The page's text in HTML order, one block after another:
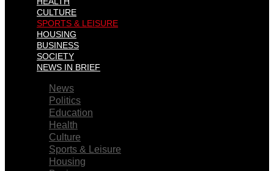
CULTURE
SPORTS & LEISURE
HOUSING
BUSINESS
SOCIETY
NEWS IN BRIEF
News
Politics
Education
Health
Culture
Sports & Leisure
Housing